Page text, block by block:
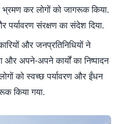
कर लोगों को जागरूक किया.
पर्यावरण संरक्षण का संदेश दिया.
और जनप्रतिनिधियों ने
और अपने-अपने कार्यों का निष्पादन
को स्वच्छ पर्यावरण और ईंधन
किया गया.